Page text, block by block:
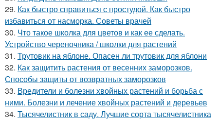
29. Как быстро справиться с простудой. Как быстро
избавиться от насморка. Советы врачей
30. Что такое школка для цветов и как ее сделать.
Устройство череночника / школки для растений
31. Трутовик на яблоне. Опасен ли трутовик для яблони
32. Как защитить растения от весенних заморозков.
Способы защиты от возвратных заморозков
33. Вредители и болезни хвойных растений и борьба с
ними. Болезни и лечение хвойных растений и деревьев
34. Тысячелистник в саду. Лучшие сорта тысячелистника